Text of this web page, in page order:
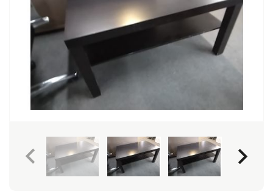
keyboard_arrow_left keyboard_arrow_right